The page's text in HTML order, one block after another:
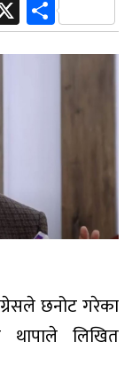
XShare
छनोट गरेका
थापाले लिखित